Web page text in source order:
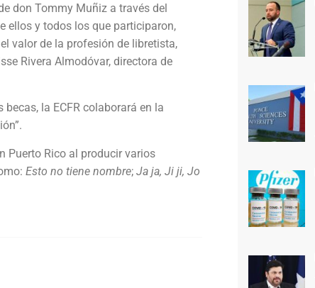
don Tommy Muñiz a través del
ellos y todos los que participaron,
valor de la profesión de libretista,
Rivera Almodóvar, directora de
la ECFR colaborará en la
Puerto Rico al producir varios
Esto no tiene nombre; Ja ja, Ji ji, Jo